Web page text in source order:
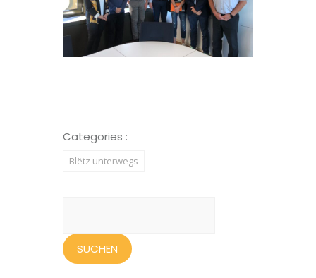
Categories :
Blëtz unterwegs